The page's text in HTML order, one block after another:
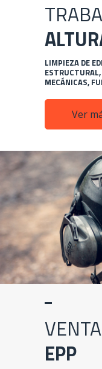
LIMPIEZA DE
ESTRUCTURAL,
MECÁNICAS,
Ver
EPP